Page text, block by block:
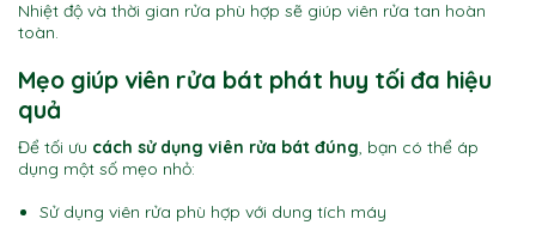
Nhiệt độ và thời gian rửa phù hợp sẽ giúp viên rửa tan hoàn
toàn.
Mẹo giúp viên rửa bát phát huy tối đa hiệu
quả
Để tối ưu cách sử dụng viên rửa bát đúng, bạn có thể áp
dụng một số mẹo nhỏ:
Sử dụng viên rửa phù hợp với dung tích máy